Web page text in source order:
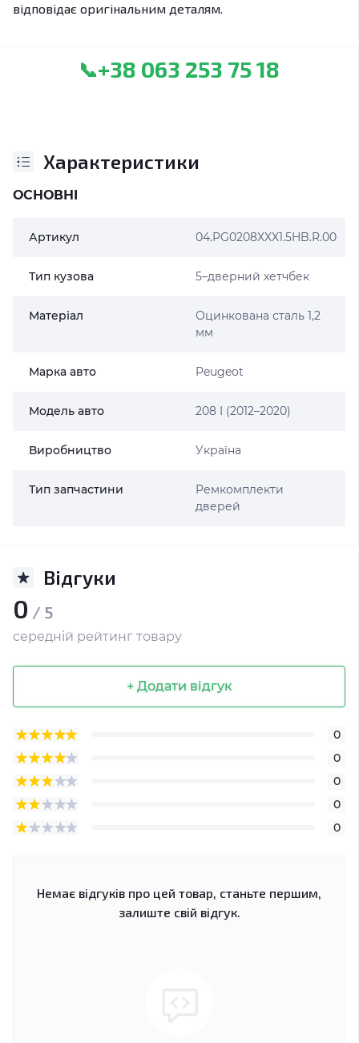
відповідає оригінальним деталям.
📞+38 063 253 75 18
Характеристики
ОСНОВНІ
Артикул 04.PG0208XXX1.5HB.R.00
Тип кузова 5–дверний хетчбек
Матеріал
Оцинкована сталь 1,2
мм
Марка авто Peugeot
Модель авто 208 I (2012–2020)
Виробництво Україна
Тип запчастини
Ремкомплекти
дверей
Відгуки
0 / 5
середній рейтинг товару
+ Додати відгук
0
0
0
0
0
Немає відгуків про цей товар, станьте першим,
залиште свій відгук.